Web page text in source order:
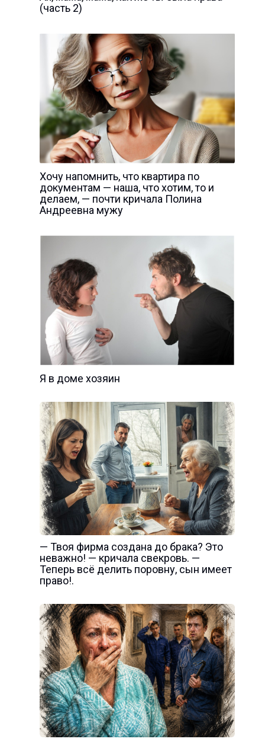
(часть 2)
Хочу напомнить, что квартира по
документам — наша, что хотим, то и
делаем, — почти кричала Полина
Андреевна мужу
Я в доме хозяин
— Твоя фирма создана до брака? Это
неважно! — кричала свекровь. —
Теперь всё делить поровну, сын имеет
право!.